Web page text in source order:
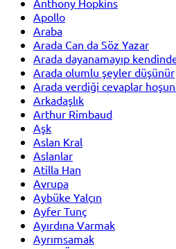
Apollo
Araba
Arada Can da Söz Yazar
Arada dayanamayıp
Arada olumlu şeyler düşünür
Arada verdiği cevaplar
Arkadaşlık
Arthur Rimbaud
Aşk
Aslan Kral
Aslanlar
Atilla Han
Avrupa
Aybüke Yalçın
Ayfer Tunç
Ayırdına Varmak
Ayrımsamak